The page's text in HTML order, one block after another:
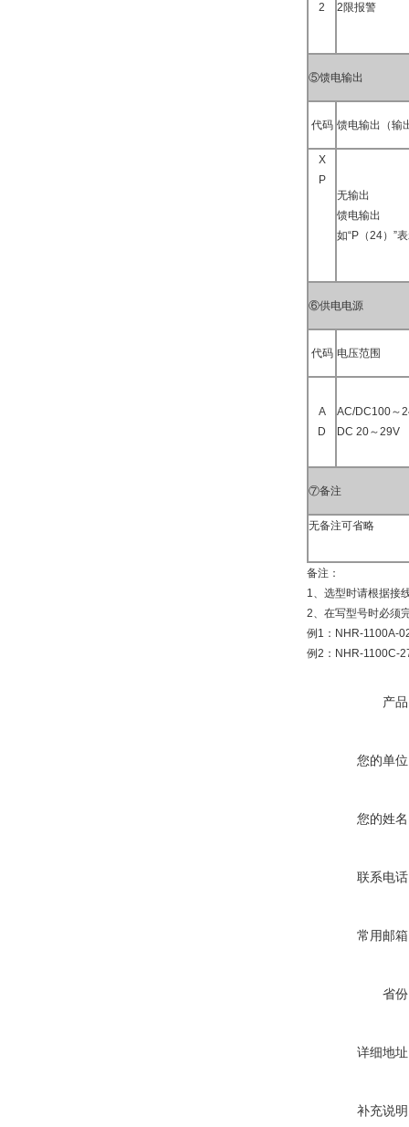
2 2限报警
⑤馈电输出
代码 馈电输出（输
X
P
无输出
馈电输出
如“P（24）”
⑥供电电源
代码 电压范围
A
D
AC/DC100～
DC 20～29V
⑦备注
无备注可省略
备注：
1、选型时请根据接
2、在写型号时必须
例1：NHR-1100A-
例2：NHR-1100C-
产
您的单
您的姓
联系电
常用邮
省
详细地
补充说